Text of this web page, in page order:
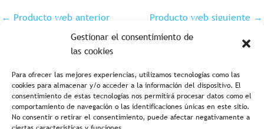
Gestionar el consentimiento de
las cookies
Para ofrecer las mejores experiencias, utilizamos tecnologías como las
cookies para almacenar y/o acceder a la información del dispositivo. El
consentimiento de estas tecnologías nos permitirá procesar datos como el
comportamiento de navegación o las identificaciones únicas en este sitio.
No consentir o retirar el consentimiento, puede afectar negativamente a
← Producto web anterior Producto web siguiente →